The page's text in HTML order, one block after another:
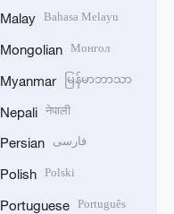
Malay Bahasa Melayu
Mongolian Монгол
Myanmar မြန်မာဘာသာ
Nepali नेपाली
Persian فارسی
Polish Polski
Portuguese Português